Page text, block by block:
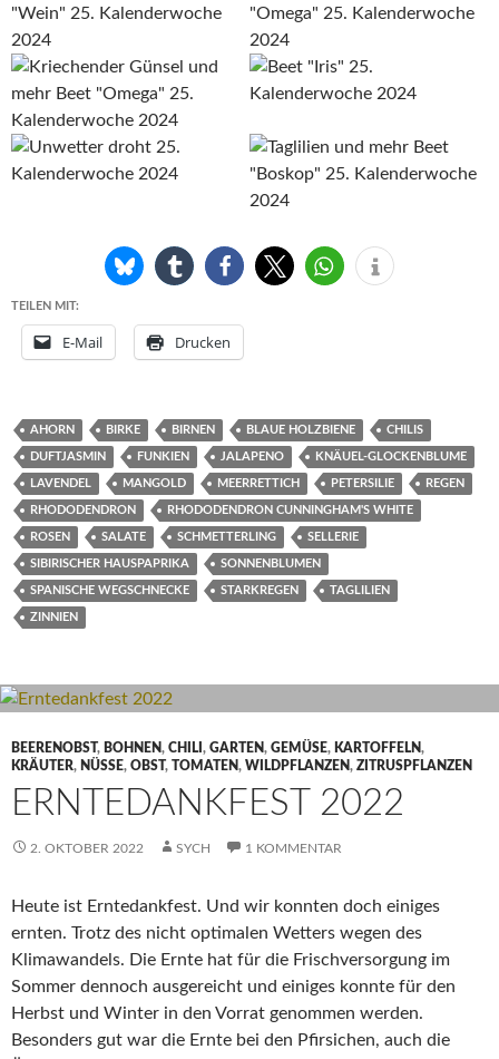
TEILEN MIT:
E-Mail Drucken
AHORN BIRKE BIRNEN BLAUE HOLZBIENE CHILIS
DUFTJASMIN FUNKIEN JALAPENO KNÄUEL-GLOCKENBLUME
LAVENDEL MANGOLD MEERRETTICH PETERSILIE REGEN
RHODODENDRON RHODODENDRON CUNNINGHAM'S WHITE
ROSEN SALATE SCHMETTERLING SELLERIE
SIBIRISCHER HAUSPAPRIKA SONNENBLUMEN
SPANISCHE WEGSCHNECKE STARKREGEN TAGLILIEN
ZINNIEN
BEERENOBST, BOHNEN, CHILI , GARTEN, GEMÜSE, KARTOFFELN,
KRÄUTER, NÜSSE, OBST, TOMATEN, WILDPFLANZEN, ZITRUSPFLANZEN
ERNTEDANKFEST 2022
2. OKTOBER 2022 SYCH 1 KOMMENTAR
Heute ist Erntedankfest. Und wir konnten doch einiges
ernten. Trotz des nicht optimalen Wetters wegen des
Klimawandels. Die Ernte hat für die Frischversorgung im
Sommer dennoch ausgereicht und einiges konnte für den
Herbst und Winter in den Vorrat genommen werden.
Besonders gut war die Ernte bei den Pfirsichen, auch die